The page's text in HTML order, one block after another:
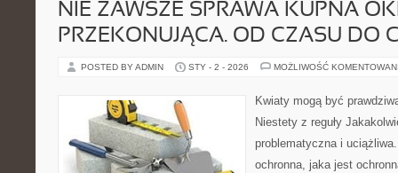
NIE ZAWSZE SPRAWA KUPNA
PRZEKONUJĄCA. OD CZASU DO
POSTED BY ADMIN STY - 2 - 2026 MOŻLIWOŚĆ
Kwiaty mogą być
Niestety z reguły
problematyczna i
ochronna, jaka jest